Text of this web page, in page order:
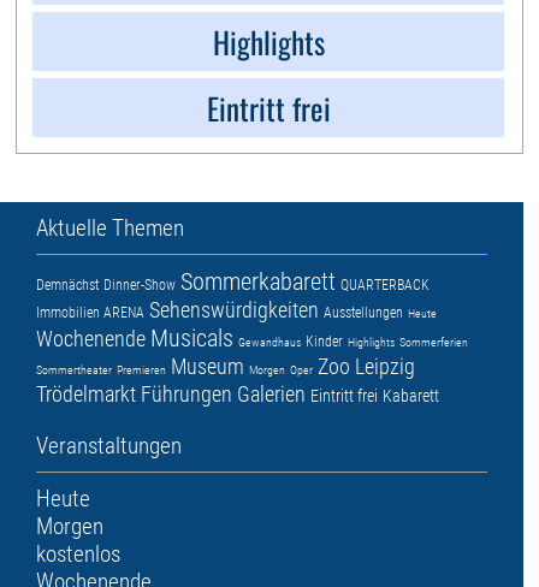
Highlights
Eintritt frei
Aktuelle Themen
Demnächst Dinner-Show Sommerkabarett QUARTERBACK
Immobilien ARENA Sehenswürdigkeiten Ausstellungen Heute
Wochenende Musicals Gewandhaus Kinder Highlights Sommerferien
Sommertheater Premieren Museum Morgen Oper Zoo Leipzig
Trödelmarkt Führungen Galerien Eintritt frei Kabarett
Veranstaltungen
Heute
Morgen
kostenlos